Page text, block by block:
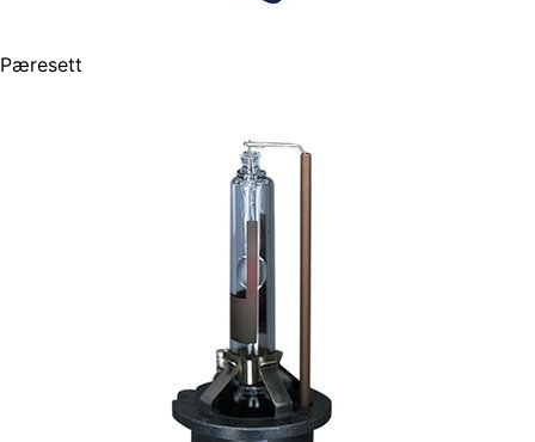
Pæresett